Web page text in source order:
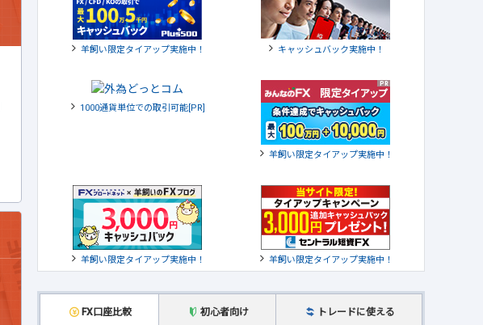
羊飼い限定タイアップ実施中！ キャッシュバック実施中！
1000通貨単位での取引可能[PR]
羊飼い限定タイアップ実施中！
羊飼い限定タイアップ実施中！ 羊飼い限定タイアップ実施中！
FX口座比較 初心者向け トレードに使える